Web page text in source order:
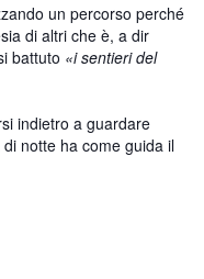
un percorso perché
di altri che è, a dir
battuto «i sentieri del
indietro a guardare
notte ha come guida il